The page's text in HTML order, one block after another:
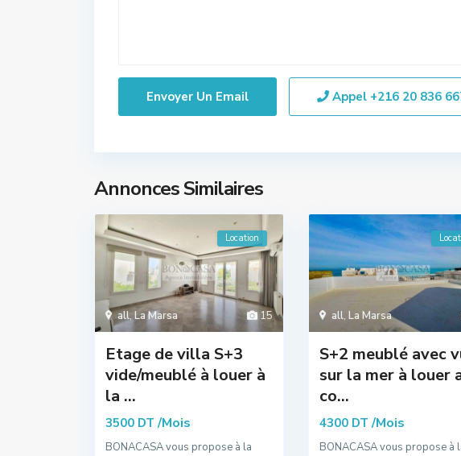
Appel +216 20 836
Annonces Similaires
15
all,La Marsa
Location
Etage de villa S+3
vide/meublé à louer à
la ...
3500 DT/Mois
BONACASA vous propose à la
all, La Marsa
S+2 meublé avec
sur la mer à louer
co...
4300 DT/Mois
BONACASA vous propose à